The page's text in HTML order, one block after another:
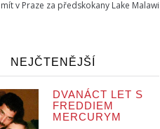
v Praze za předskokany Lake Malawi
NEJČTENĚJŠÍ
DVANÁCT LET S
FREDDIEM
MERCURYM